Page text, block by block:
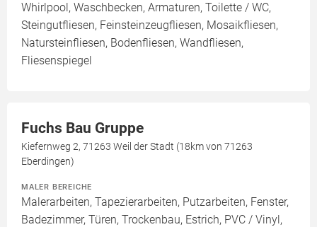
Whirlpool, Waschbecken, Armaturen, Toilette / WC,
Steingutfliesen, Feinsteinzeugfliesen, Mosaikfliesen,
Natursteinfliesen, Bodenfliesen, Wandfliesen,
Fliesenspiegel
Fuchs Bau Gruppe
Kiefernweg 2, 71263 Weil der Stadt (18km von 71263
Eberdingen)
MALER BEREICHE
Malerarbeiten, Tapezierarbeiten, Putzarbeiten, Fenster,
Badezimmer, Türen, Trockenbau, Estrich, PVC / Vinyl,